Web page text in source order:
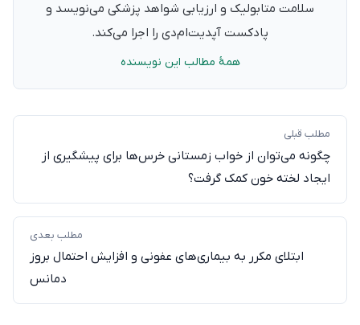
سلامت متابولیک و ارزیابی شواهد پزشکی می‌نویسد و
پادکست آپدیت‌ام‌دی را اجرا می‌کند.
همهٔ مطالب این نویسنده
مطلب قبلی
چگونه می‌توان از خواب زمستانی خرس‌ها برای پیشگیری از
ایجاد لخته خون کمک گرفت؟
مطلب بعدی
ابتلای مکرر به بیماری‌های عفونی و افزایش احتمال بروز
دمانس